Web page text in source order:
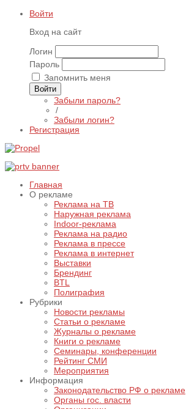
Войти
Вход на сайт
Логин
Пароль
Запомнить меня
Войти
Забыли пароль?
/
Забыли логин?
Регистрация
Главная
О рекламе
Реклама на ТВ
Наружная реклама
Indoor-реклама
Реклама на радио
Реклама в прессе
Реклама в интернет
Выставки
Брендинг
BTL
Полиграфия
Рубрики
Новости рекламы
Статьи о рекламе
Журналы о рекламе
Книги о рекламе
Семинары, конференции
Рейтинг СМИ
Мероприятия
Информация
Законодательство РФ о рекламе
Органы гос. власти